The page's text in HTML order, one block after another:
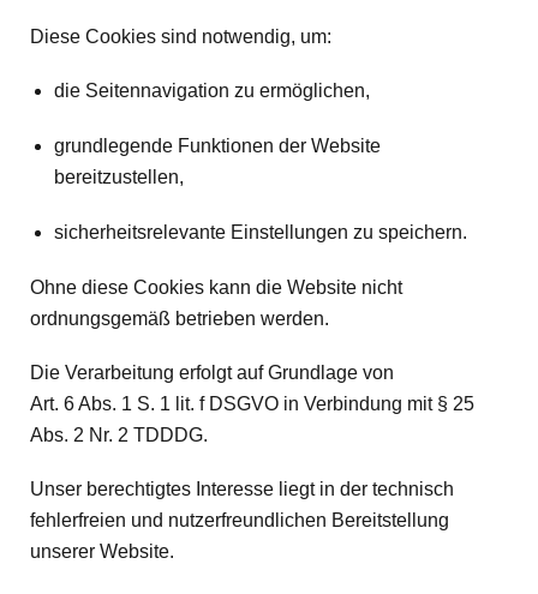
Diese Cookies sind notwendig, um:
die Seitennavigation zu ermöglichen,
grundlegende Funktionen der Website
bereitzustellen,
sicherheitsrelevante Einstellungen zu speichern.
Ohne diese Cookies kann die Website nicht
ordnungsgemäß betrieben werden.
Die Verarbeitung erfolgt auf Grundlage von
Art. 6 Abs. 1 S. 1 lit. f DSGVO in Verbindung mit § 25
Abs. 2 Nr. 2 TDDDG.
Unser berechtigtes Interesse liegt in der technisch
fehlerfreien und nutzerfreundlichen Bereitstellung
unserer Website.